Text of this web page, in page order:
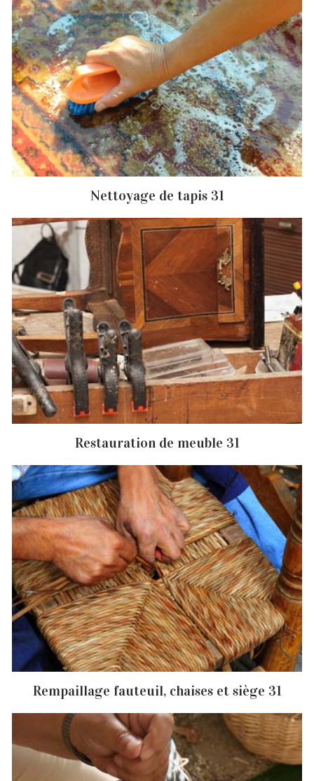
Nettoyage de tapis 31
Restauration de meuble 31
Rempaillage fauteuil, chaises et siège 31